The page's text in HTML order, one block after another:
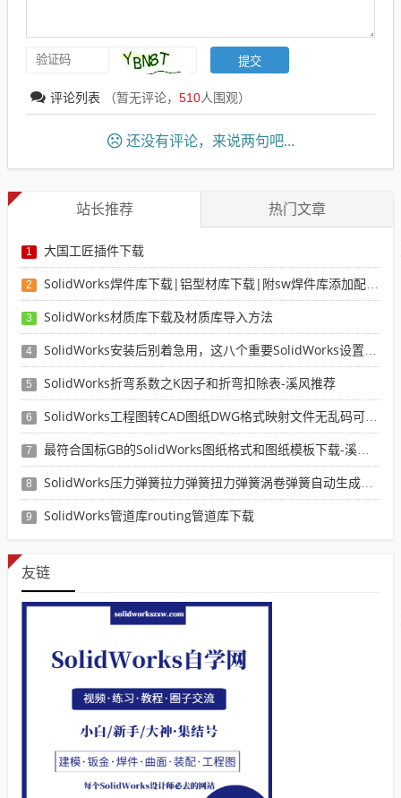
评论列表 （暂无评论， 510人围观）
还没有评论，来说两句吧...
站长推荐 热门文章
1 大国工匠插件下载
2 SolidWorks焊件库下载|铝型材库下载|附sw焊件库添加配置使用教程
3 SolidWorks材质库下载及材质库导入方法
4 SolidWorks安装后别着急用，这八个重要SolidWorks设置可以提高你的画图效率
5 SolidWorks折弯系数之K因子和折弯扣除表-溪风推荐
6 SolidWorks工程图转CAD图纸DWG格式映射文件无乱码可分层-溪风亲测推荐
7 最符合国标GB的SolidWorks图纸格式和图纸模板下载-溪风专用版
8 SolidWorks压力弹簧拉力弹簧扭力弹簧涡卷弹簧自动生成宏程序下载
9 SolidWorks管道库routing管道库下载
友链